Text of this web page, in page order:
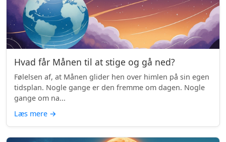
Hvad får Månen til at stige og gå ned?
Følelsen af, at Månen glider hen over himlen på sin egen
tidsplan. Nogle gange er den fremme om dagen. Nogle
gange om na...
Læs mere →